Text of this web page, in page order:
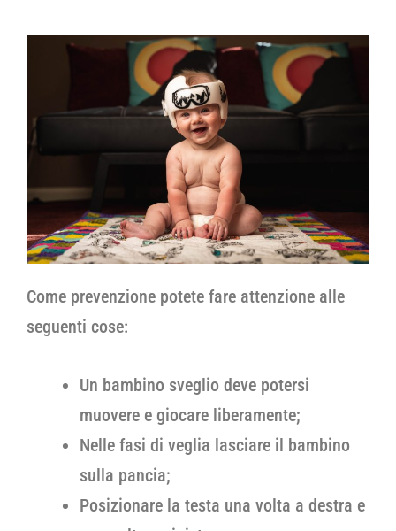
Come prevenzione potete fare attenzione alle
seguenti cose:
Un bambino sveglio deve potersi
muovere e giocare liberamente;
Nelle fasi di veglia lasciare il bambino
sulla pancia;
Posizionare la testa una volta a destra e